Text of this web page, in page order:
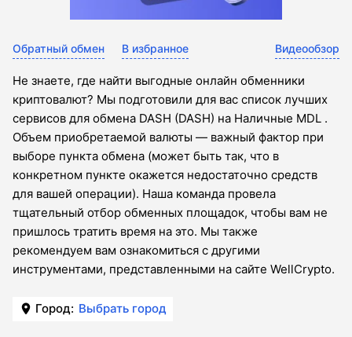
Обратный обмен В избранное Видеообзор
Не знаете, где найти выгодные онлайн обменники
криптовалют? Мы подготовили для вас список лучших
сервисов для обмена DASH (DASH) на Наличные MDL .
Объем приобретаемой валюты — важный фактор при
выборе пункта обмена (может быть так, что в
конкретном пункте окажется недостаточно средств
для вашей операции). Наша команда провела
тщательный отбор обменных площадок, чтобы вам не
пришлось тратить время на это. Мы также
рекомендуем вам ознакомиться с другими
инструментами, представленными на сайте WellCrypto.
Город: Выбрать город